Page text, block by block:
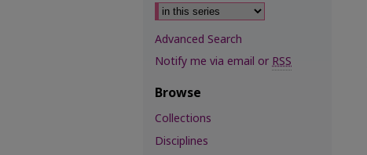
Advanced Search
Notify me via email orRSS
Browse
Collections
Disciplines